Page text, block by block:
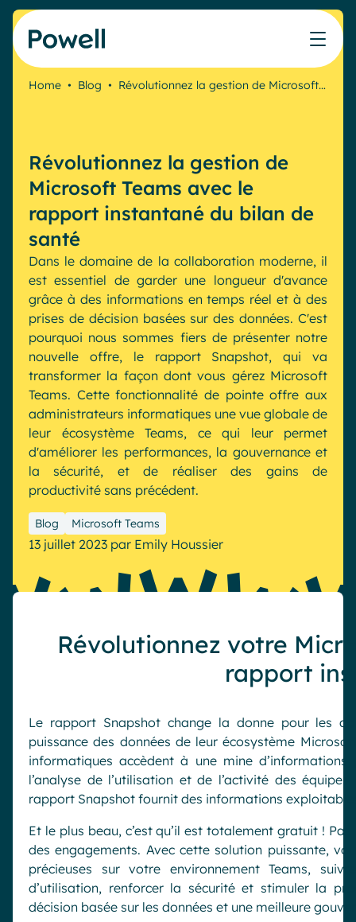
Skip to content
Communication interne
Ressources Humaines
Industries
Service public
Pharma & Santé
Banque & Finance
Industrie
ProduitsPowell Governance
Les cas d'usage
Communication interne
Knowledge Management
Engagement employés
Plateforme connectée
IA Digital Workplace augmentée
Hub digital
Toutes nos fonctionnalités
Analytique
Personnalisation & design
IA générative
Sécurité & conformité
Partenaires
Microsoft x Powell = ♡
Partenaire Microsoft
Partenaire Bleu
Tarification
Nos clients
Notre accompagnement
Resources
Évaluer mon intranet
Blog
Evénements
Webinaires
Livres blancs
EnglishFrançais Deutsch
Home • Blog • Révolutionnez la gestion de Microsoft…
Révolutionnez la gestion de
Microsoft Teams avec le
rapport instantané du bilan de
santé
Dans le domaine de la collaboration moderne, il
est essentiel de garder une longueur d'avance
grâce à des informations en temps réel et à des
prises de décision basées sur des données. C'est
pourquoi nous sommes fiers de présenter notre
nouvelle offre, le rapport Snapshot, qui va
transformer la façon dont vous gérez Microsoft
Teams. Cette fonctionnalité de pointe offre aux
administrateurs informatiques une vue globale de
leur écosystème Teams, ce qui leur permet
d'améliorer les performances, la gouvernance et
la sécurité, et de réaliser des gains de
productivité sans précédent.
Blog Microsoft Teams
13 juillet 2023 par Emily Houssier
Révolutionnez votre
rapport
Le rapport Snapshot change la donne pour les
puissance des données de leur écosystème
informatiques accèdent à une mine d’informations
l’analyse de l’utilisation et de l’activité des
rapport Snapshot fournit des informations
Et le plus beau, c’est qu’il est totalement gratuit !
des engagements. Avec cette solution puissante,
précieuses sur votre environnement Teams,
d’utilisation, renforcer la sécurité et stimuler la
décision basée sur les données et une meilleure